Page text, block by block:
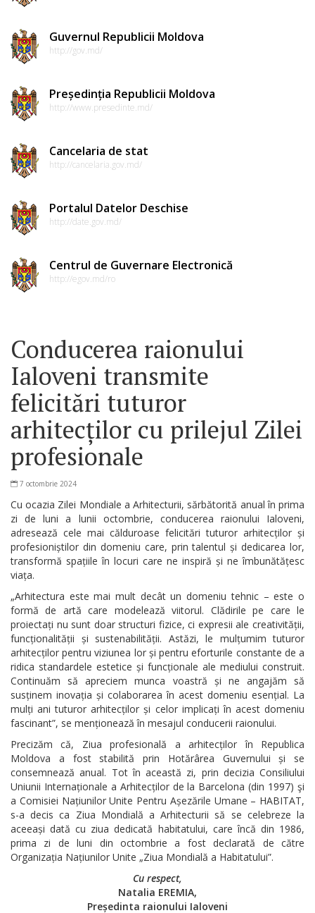
Guvernul Republicii Moldova
http://gov.md/
Președinția Republicii Moldova
http://www.presedinte.md/
Cancelaria de stat
http://cancelaria.gov.md/
Portalul Datelor Deschise
http://date.gov.md/
Centrul de Guvernare Electronică
http://egov.md/ro
Conducerea raionului
Ialoveni transmite
felicitări tuturor
arhitecților cu prilejul Zilei
profesionale
7 octombrie 2024
Cu ocazia Zilei Mondiale a Arhitecturii, sărbătorită anual în prima
zi de luni a lunii octombrie, conducerea raionului Ialoveni,
adresează cele mai călduroase felicitări tuturor arhitecților și
profesioniștilor din domeniu care, prin talentul și dedicarea lor,
transformă spațiile în locuri care ne inspiră și ne îmbunătățesc
viața.
„Arhitectura este mai mult decât un domeniu tehnic – este o
formă de artă care modelează viitorul. Clădirile pe care le
proiectați nu sunt doar structuri fizice, ci expresii ale creativității,
funcționalității și sustenabilității. Astăzi, le mulțumim tuturor
arhitecților pentru viziunea lor și pentru eforturile constante de a
ridica standardele estetice și funcționale ale mediului construit.
Continuăm să apreciem munca voastră și ne angajăm să
susținem inovația și colaborarea în acest domeniu esențial. La
mulți ani tuturor arhitecților și celor implicați în acest domeniu
fascinant”, se menționează în mesajul conducerii raionului.
Precizăm că, Ziua profesională a arhitecților în Republica
Moldova a fost stabilită prin Hotărârea Guvernului și se
consemnează anual. Tot în această zi, prin decizia Consiliului
Uniunii Internaționale a Arhitecților de la Barcelona (din 1997) şi
a Comisiei Națiunilor Unite Pentru Așezările Umane – HABITAT,
s-a decis ca Ziua Mondială a Arhitecturii să se celebreze la
aceeași dată cu ziua dedicată habitatului, care încă din 1986,
prima zi de luni din octombrie a fost declarată de către
Organizația Națiunilor Unite „Ziua Mondială a Habitatului”.
Cu respect,
Natalia EREMIA,
Președinta raionului Ialoveni